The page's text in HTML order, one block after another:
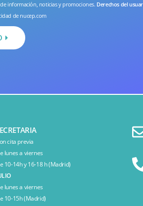
información, noticias y promociones. Derechos del
de nucep.com
cita previa
lunes a viernes
10-14h y 16-18 h (Madrid)
lunes a viernes
10-15h (Madrid)